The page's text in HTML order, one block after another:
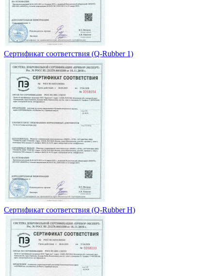
Сертификат соответствия (Q-Rubber 1)
Сертификат соответствия (Q-Rubber H)